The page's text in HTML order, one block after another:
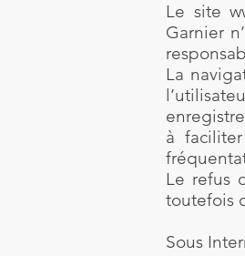
Le site
Garnier
La
à
Le refus
toutefois
Sous